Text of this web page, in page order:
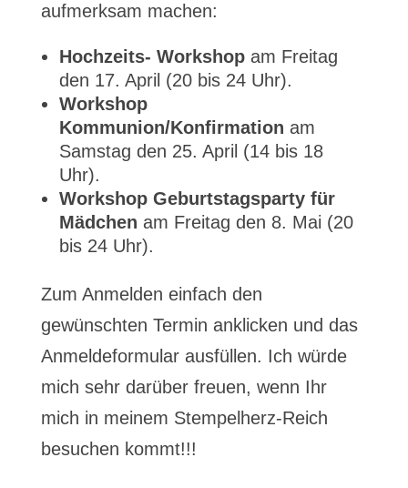
aufmerksam machen:
Hochzeits- Workshopam Freitag
den 17. April (20 bis 24 Uhr).
Workshop
Kommunion/Konfirmation am
Samstag den 25. April (14 bis 18
Uhr).
Workshop Geburtstagsparty für
Mädchen am Freitag den 8. Mai (20
bis 24 Uhr).
Zum Anmelden einfach den
gewünschten Termin anklicken und das
Anmeldeformular ausfüllen. Ich würde
mich sehr darüber freuen, wenn Ihr
mich in meinem Stempelherz-Reich
besuchen kommt!!!